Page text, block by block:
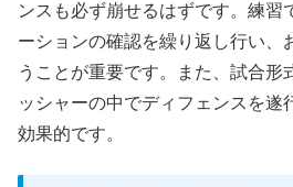
ンスも必ず崩せるはずです。練習
ーションの確認を繰り返し行い、
うことが重要です。また、試合形
ッシャーの中でディフェンスを遂
効果的です。